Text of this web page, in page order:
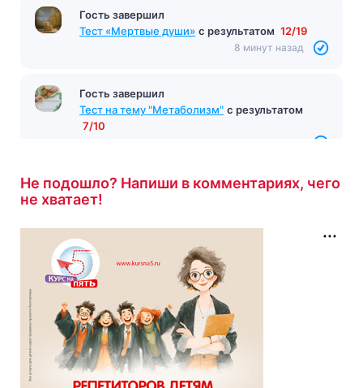
Гость завершил
Тест «Мертвые души» с результатом 12/19
8 минут назад
Гость завершил
Тест на тему "Метаболизм" с результатом
7/10
Не подошло? Напиши в комментариях, чего
не хватает!